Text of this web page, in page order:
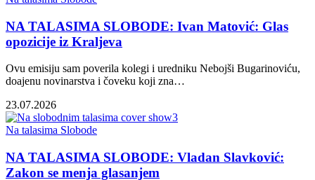
NA TALASIMA SLOBODE: Ivan Matović: Glas
opozicije iz Kraljeva
Ovu emisiju sam poverila kolegi i uredniku Nebojši Bugarinoviću,
doajenu novinarstva i čoveku koji zna…
23.07.2026
Na talasima Slobode
NA TALASIMA SLOBODE: Vladan Slavković:
Zakon se menja glasanjem